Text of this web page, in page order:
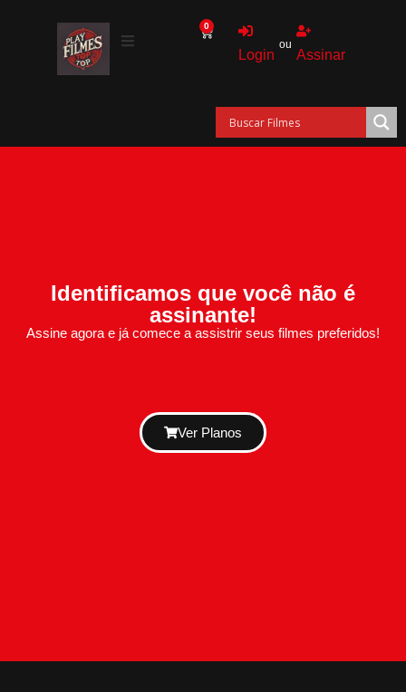
0
Login
ou
Assinar
Identificamos que você não é
assinante!
Assine agora e já comece a assistrir seus filmes preferidos!
Ver Planos